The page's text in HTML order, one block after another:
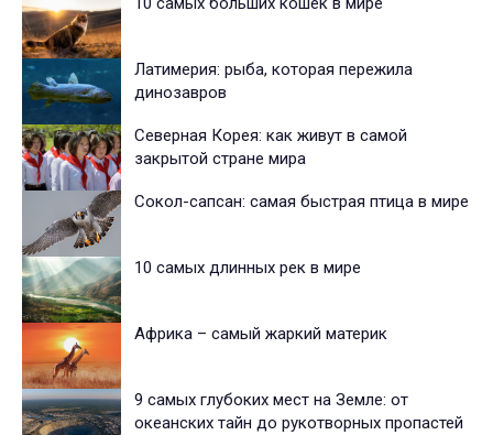
Латимерия: рыба, которая пережила
динозавров
Северная Корея: как живут в самой
закрытой стране мира
Сокол-сапсан: самая быстрая птица в мире
10 самых длинных рек в мире
Африка – самый жаркий материк
9 самых глубоких мест на Земле: от
океанских тайн до рукотворных пропастей